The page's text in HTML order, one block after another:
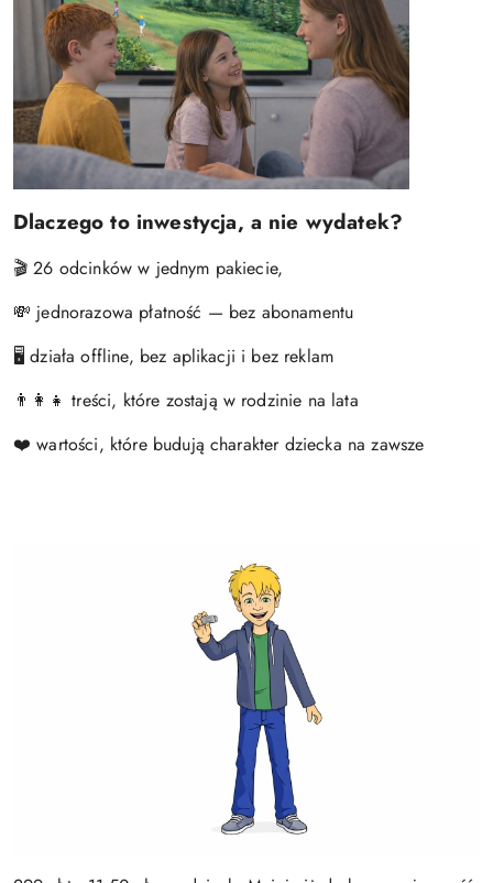
Dlaczego to inwestycja, a nie wydatek?
🎬 26 odcinków w jednym pakiecie,
💸 jednorazowa płatność — bez abonamentu
🖥 działa offline, bez aplikacji i bez reklam
👨‍👩‍👧 treści, które zostają w rodzinie na lata
❤️ wartości, które budują charakter dziecka na zawsze